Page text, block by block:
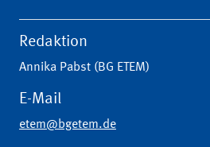
Redaktion
Annika Pabst (BG ETEM)
E-Mail
etem@bgetem.de